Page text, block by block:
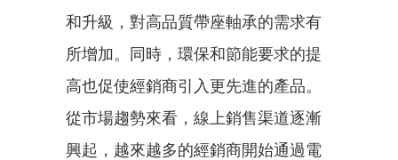
和升級，對高品質帶座軸承的需求有
所增加。同時，環保和節能要求的提
高也促使經銷商引入更先進的產品。
從市場趨勢來看，線上銷售渠道逐漸
興起，越來越多的經銷商開始通過電